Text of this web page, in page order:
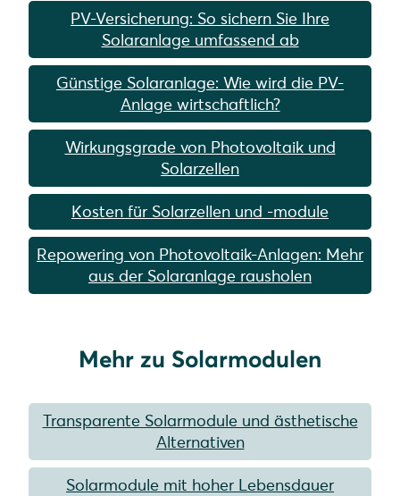
PV-Versicherung: So sichern Sie Ihre
Solaranlage umfassend ab
Günstige Solaranlage: Wie wird die PV-
Anlage wirtschaftlich?
Wirkungsgrade von Photovoltaik und
Solarzellen
Kosten für Solarzellen und -module
Repowering von Photovoltaik-Anlagen: Mehr
aus der Solaranlage rausholen
Mehr zu Solarmodulen
Transparente Solarmodule und ästhetische
Alternativen
Solarmodule mit hoher Lebensdauer